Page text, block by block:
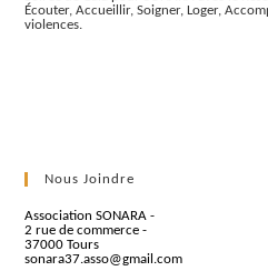
Écouter, Accueillir, Soigner, Loger,
violences.
Nous Joindre
Association SONARA -
2 rue de commerce -
37000 Tours
sonara37.asso@gmail.com